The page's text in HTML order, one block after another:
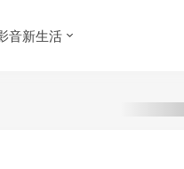
音新生活